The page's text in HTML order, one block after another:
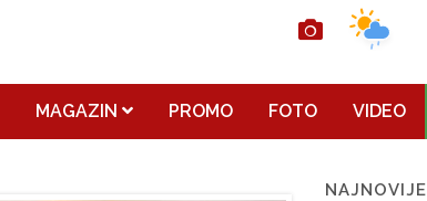
MAGAZIN PROMO FOTO VIDEO
NAJNOVIJE